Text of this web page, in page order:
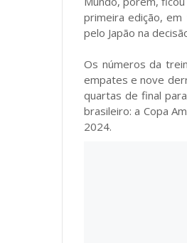
primeira edição, em
pelo Japão na
Os números da
empates e nove
quartas de final
brasileiro: a Copa
2024.